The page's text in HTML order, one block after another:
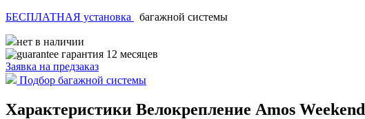
БЕСПЛАТНАЯ установка
багажной системы
нет в наличии
гарантия 12 месяцев
Заявка на предзаказ
Подбор багажной системы
Характеристики Велокрепление Amos Weekend